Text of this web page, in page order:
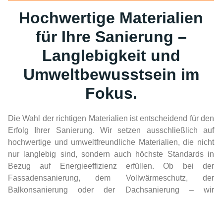
Hochwertige Materialien
für Ihre Sanierung –
Langlebigkeit und
Umweltbewusstsein im
Fokus.
Die Wahl der richtigen Materialien ist entscheidend für den
Erfolg Ihrer Sanierung. Wir setzen ausschließlich auf
hochwertige und umweltfreundliche Materialien, die nicht
nur langlebig sind, sondern auch höchste Standards in
Bezug auf Energieeffizienz erfüllen. Ob bei der
Fassadensanierung, dem Vollwärmeschutz, der
Balkonsanierung oder der Dachsanierung – wir